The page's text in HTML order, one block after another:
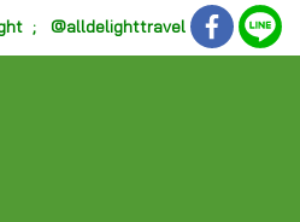
; @alldelighttravel